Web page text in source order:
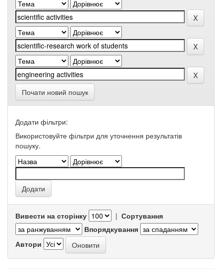
Почати новий пошук
Додати фільтри:
Використовуйте фільтри для уточнення результатів
пошуку.
Вивести на сторінку | Сортування
Впорядкування
Автори